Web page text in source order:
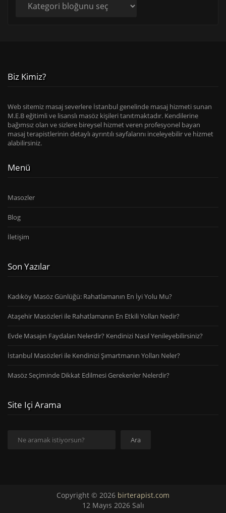
Biz Kimiz?
Web sitemiz masaj severlere İstanbul genelinde masaj hizmeti sunan
M.E.B eğitimli ve lisanslı masöz kişileri tanıtmaktadır. Kendilerine
bağımsız olan ve sizlere bireysel hizmet veren profesyonel bayan
masaj terapistlerinin detaylı ayrıntılı sayfalarını inceleyebilir ve hizmet
alabilirsiniz.
Menü
Masozler
Blog
İletişim
Son Yazılar
Kadıköy Masöz Günlüğü: Rahatlamanın En İyi Yolu Mu?
Ataşehir Masözleri ile Rahatlamanın En Etkili Yolları Nedir?
Evde Masajın Faydaları Nelerdir? Kendinizi Nasıl Yenileyebilirsiniz?
İstanbul Masözleri ile Kendinizi Şımartmanın Yolları Neler?
Masöz Seçiminde Dikkat Edilmesi Gerekenler Nelerdir?
Site Içi Arama
Ara
Copyright © 2026 birterapist.com
12 Mayıs 2026 Salı